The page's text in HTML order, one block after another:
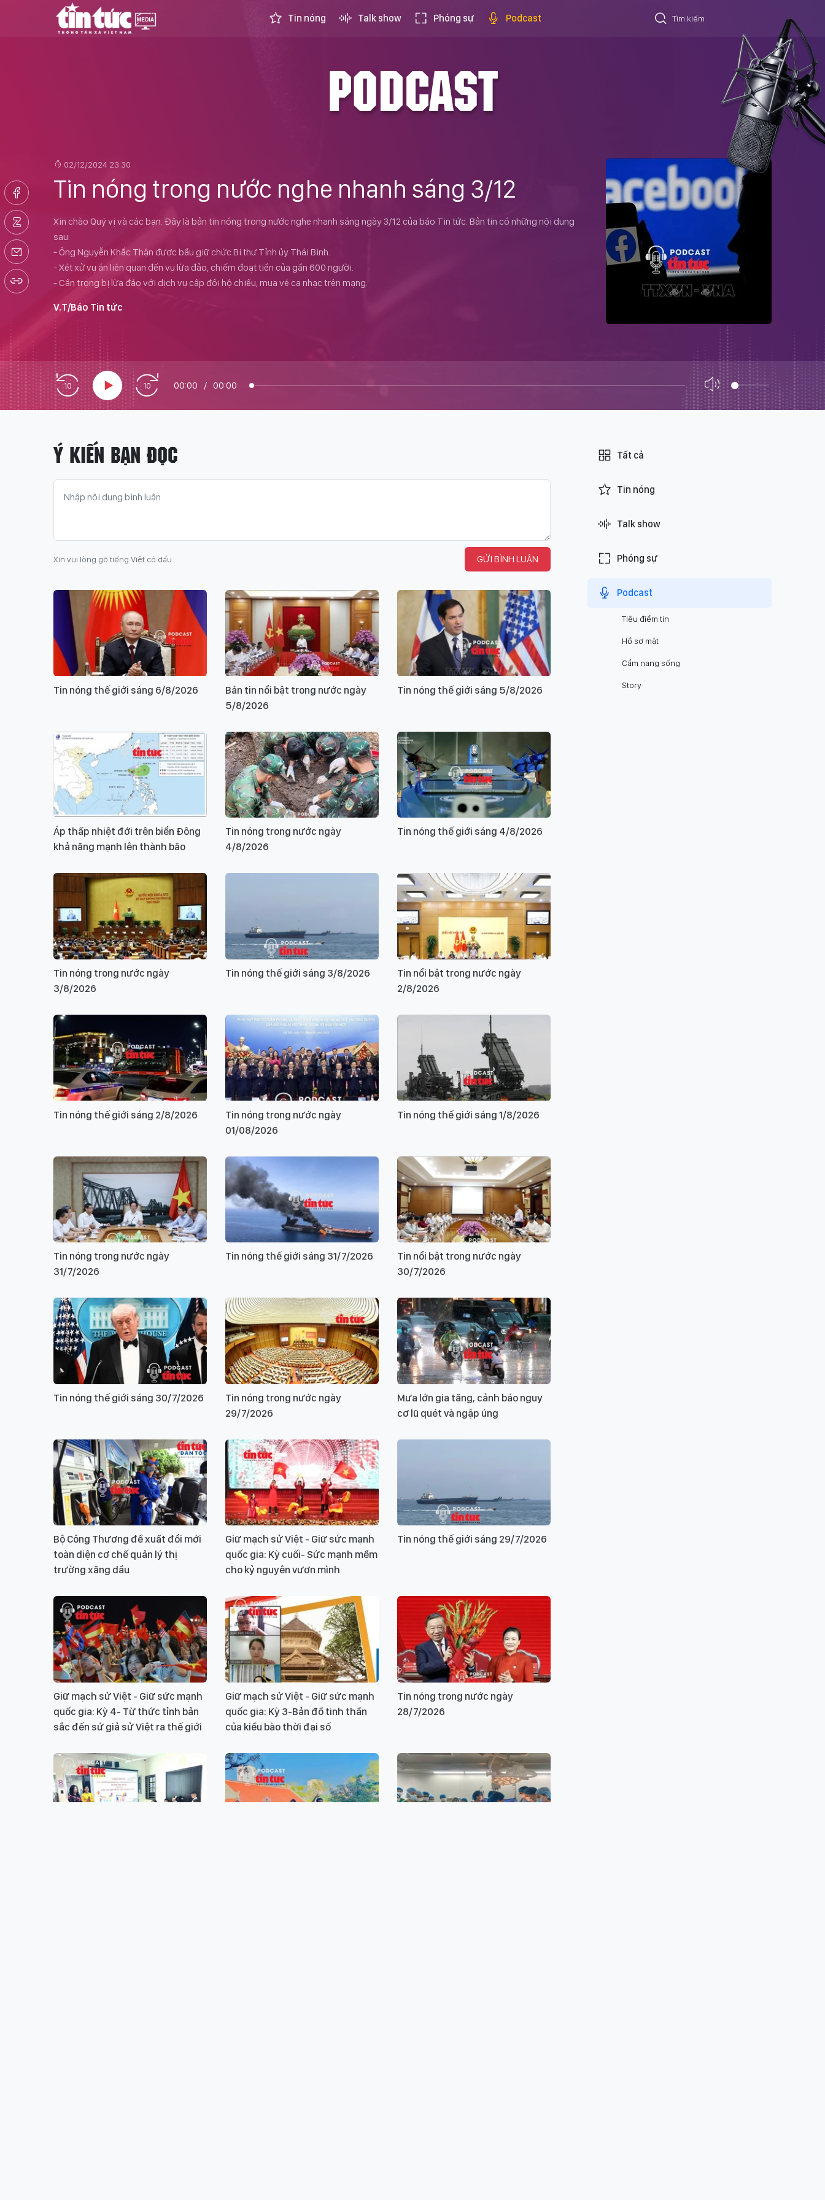
Tin nóng Talk show Phóng sự Podcast
PODCAST
02/12/2024 23:30
Tin nóng trong nước nghe nhanh sáng 3/12
Xin chào Quý vị và các bạn. Đây là bản tin nóng trong nước nghe nhanh sáng ngày 3/12 của báo Tin tức. Bản tin có những nội dung
sau:
- Ông Nguyễn Khắc Thận được bầu giữ chức Bí thư Tỉnh ủy Thái Bình.
- Xét xử vụ án liên quan đến vụ lừa đảo, chiếm đoạt tiền của gần 600 người.
- Cẩn trọng bị lừa đảo với dịch vụ cấp đổi hộ chiếu, mua vé ca nhạc trên mạng.
V.T/Báo Tin tức
00:00 / 00:00
Ý KIẾN BẠN ĐỌC
Xin vui lòng gõ tiếng Việt có dấu GỬI BÌNH LUẬN
Tin nóng thế giới sáng 6/8/2026
Bản tin nổi bật trong nước ngày
5/8/2026
Tin nóng thế giới sáng 5/8/2026
Áp thấp nhiệt đới trên biển Đông
khả năng mạnh lên thành bão
Tin nóng trong nước ngày
4/8/2026
Tin nóng thế giới sáng 4/8/2026
Tin nóng trong nước ngày
3/8/2026
Tin nóng thế giới sáng 3/8/2026
Tin nổi bật trong nước ngày
2/8/2026
Tin nóng thế giới sáng 2/8/2026
Tin nóng trong nước ngày
01/08/2026
Tin nóng thế giới sáng 1/8/2026
Tin nóng trong nước ngày
31/7/2026
Tin nóng thế giới sáng 31/7/2026
Tin nổi bật trong nước ngày
30/7/2026
Tin nóng thế giới sáng 30/7/2026
Tin nóng trong nước ngày
29/7/2026
Mưa lớn gia tăng, cảnh báo nguy
cơ lũ quét và ngập úng
Bộ Công Thương đề xuất đổi mới
toàn diện cơ chế quản lý thị
trường xăng dầu
Giữ mạch sử Việt - Giữ sức mạnh
quốc gia: Kỳ cuối- Sức mạnh mềm
cho kỷ nguyên vươn mình
Tin nóng thế giới sáng 29/7/2026
Giữ mạch sử Việt - Giữ sức mạnh
quốc gia: Kỳ 4- Từ thức tỉnh bản
sắc đến sứ giả sử Việt ra thế giới
Giữ mạch sử Việt - Giữ sức mạnh
quốc gia: Kỳ 3-Bản đồ tinh thần
của kiều bào thời đại số
Tin nóng trong nước ngày
28/7/2026
Tất cả
Tin nóng
Talk show
Phóng sự
Podcast
Tiêu điểm tin
Hồ sơ mật
Cẩm nang sống
Story